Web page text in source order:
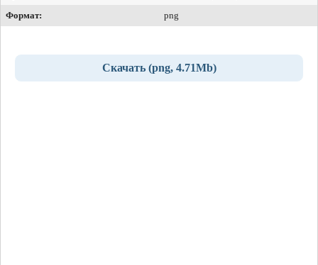
Формат:
png
Скачать (png, 4.71Mb)